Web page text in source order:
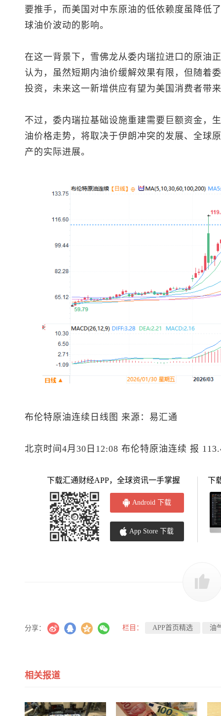
要推手，而美国对中东原油的低依赖度虽降低
球油价波动的影响。
在这一背景下，雪佛龙从委内瑞拉进口的原油
认为，虽然短期内油价缓解效果有限，但随着
投资，未来这一新增供应有望为美国消费者带
不过，委内瑞拉基础设施重建需要巨额资金，
油价格走势，将取决于伊朗冲突的发展、全球
产的实际进展。
布伦特原油连续日线图 来源：易汇通
北京时间4月30日12:08 布伦特原油连续 报
下载汇通财经APP，全球资讯一手掌握
Android 下载
App Store 下载
下
分享： 栏目： APP首页精选 油
相关报道